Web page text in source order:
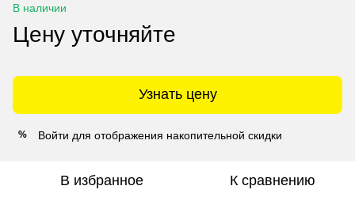
В наличии
Цену уточняйте
Узнать цену
% Войти для отображения накопительной скидки
В избранное К сравнению